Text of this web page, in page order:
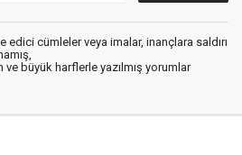
edici cümleler veya imalar, inançlara saldırı
ve büyük harflerle yazılmış yorumlar